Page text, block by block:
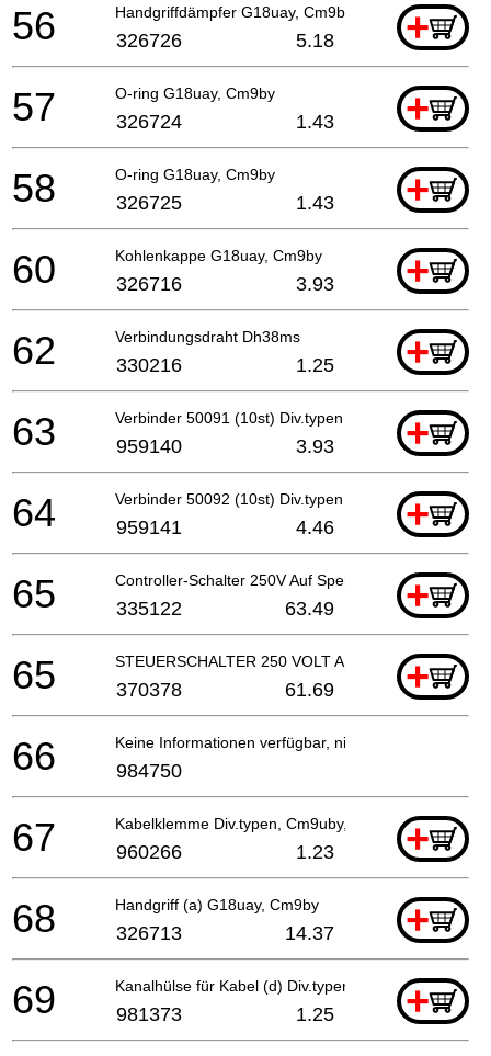
Handgriffdämpfer G18uay, Cm9by +
56 326726 5.18
O-ring G18uay, Cm9by +
57 326724 1.43
O-ring G18uay, Cm9by +
58 326725 1.43
Kohlenkappe G18uay, Cm9by +
60 326716 3.93
Verbindungsdraht Dh38ms +
62 330216 1.25
Verbinder 50091 (10st) Div.typen +
63 959140 3.93
Verbinder 50092 (10st) Div.typen (usa, Can), C8fs
+
64 959141 4.46
Controller-Schalter 250V Auf Sperrtyp +
65 335122 63.49
STEUERSCHALTER 250 VOLT AUS/SPERREN
+
65 370378 61.69
Keine Informationen verfügbar, nicht bestellbar
66 984750
Kabelklemme Div.typen, Cm9uby, G23ss +
67 960266 1.23
Handgriff (a) G18uay, Cm9by +
68 326713 14.37
Kanalhülse für Kabel (d) Div.typen, Cm9uby, G23ss
+
69 981373 1.25